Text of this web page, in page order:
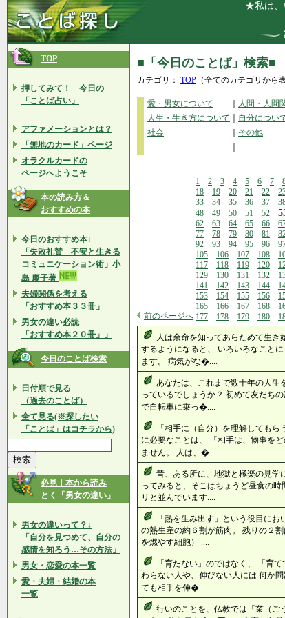
★私は、いつ
TOP
押してみて！ 今日の
「ことば占い」
アファメーションとは？
「無地のカード」ページ
オラクルカードの
ページへようこそ
本の読み方＆
おすすめの本
今日のおすすめ本↓
「失敗礼賛 不安と生きる
コミュニケーション術」小
島 慶子著
夫婦関係を考える
「おすすめ本３３冊」
男女の違い必読
「おすすめ本２０冊」」
今日のことば検索
日付順で見る
（過去のことば）
全て見る(※探したい
「ことば」はコチラから)
必見！本から読み
とく「男女の違い」
男女の違いって？↓
「自分を見つめて、自分の
感情を知ろう…その方法」
男女・恋愛の本一覧
愛・夫婦・結婚の本
一覧
■「今日のことば」検索■
カテゴリ： TOP （全てのカテゴリから
愛・男女について 人間・人間
人生・生き方について
自分につい
社会
その他
前のページへ
1 2 3 4 5 6 7
18
19 20 21 22
33
34 35 36 37
48
49 50 51 52
62
63 64 65 66
77
78 79 80 81
92
93 94 95 96
105
106 107 108
117
118 119 120
129
130 131 132
141
142 143 144
153
154 155 156
165
166 167 168
177
178 179 180
人は余命を知ってあらためて生
するようになると、 いろいろなこと
ます。 病気がな�....
あなたは、これまで数十年の人生
っているでしょうか？ 初めて友だち
で自転車に乗っ�....
「相手に（自分）を理解しても
に必要なことは、 「相手は、物事を
ません。 人は、�....
昔、ある所に、地獄と極楽の見学
ってみると、そこはちょうど昼食の
リと並んでいます....
「熱を生み出す」という役目に
の熱生産の約６割が筋肉。 残りの２
を燃やす細胞） ....
「育たない」のではなく、 「育
わらない人や、伸びない人には 何か
ても相手を伸�....
行いのことを、仏教では「業（ご